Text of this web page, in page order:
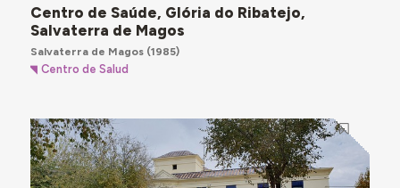
Centro de Saúde, Glória do Ribatejo,
Salvaterra de Magos
Salvaterra de Magos(1985)
Centro de Salud